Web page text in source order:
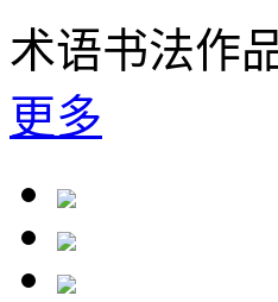
术语书法作
更多